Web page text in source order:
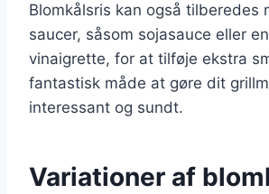
Blomkålsris kan også tilberedes
saucer, såsom sojasauce eller
vinaigrette, for at tilføje ekstra
fantastisk måde at gøre dit
interessant og sundt.
Variationer af